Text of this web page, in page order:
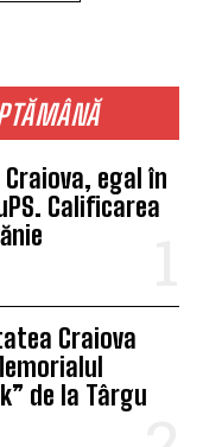
egal în
Calificarea
Craiova
de la Târgu